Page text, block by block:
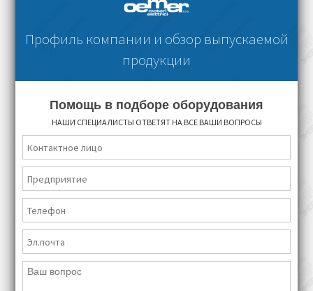
Профиль компании и обзор выпускаемой
продукции
Помощь в подборе оборудования
НАШИ СПЕЦИАЛИСТЫ ОТВЕТЯТ НА ВСЕ ВАШИ ВОПРОСЫ